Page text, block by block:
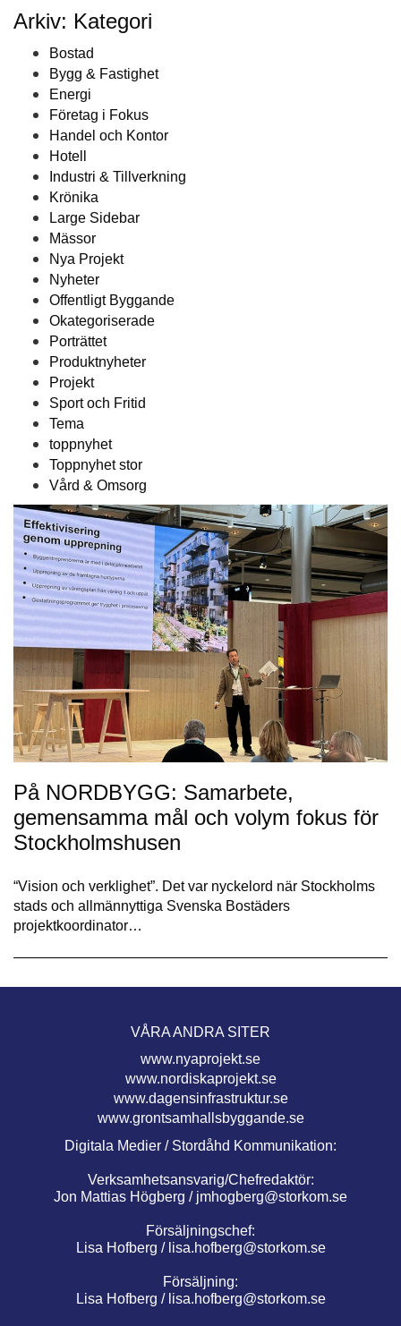
Arkiv: Kategori
Bostad
Bygg & Fastighet
Energi
Företag i Fokus
Handel och Kontor
Hotell
Industri & Tillverkning
Krönika
Large Sidebar
Mässor
Nya Projekt
Nyheter
Offentligt Byggande
Okategoriserade
Porträttet
Produktnyheter
Projekt
Sport och Fritid
Tema
toppnyhet
Toppnyhet stor
Vård & Omsorg
På NORDBYGG: Samarbete,
gemensamma mål och volym fokus för
Stockholmshusen
“Vision och verklighet”. Det var nyckelord när Stockholms
stads och allmännyttiga Svenska Bostäders
projektkoordinator…
VÅRA ANDRA SITER
www.nyaprojekt.se
www.nordiskaprojekt.se
www.dagensinfrastruktur.se
www.grontsamhallsbyggande.se
Digitala Medier / Stordåhd Kommunikation:
Verksamhetsansvarig/Chefredaktör:
Jon Mattias Högberg / jmhogberg@storkom.se
Försäljningschef:
Lisa Hofberg / lisa.hofberg@storkom.se
Försäljning:
Lisa Hofberg / lisa.hofberg@storkom.se